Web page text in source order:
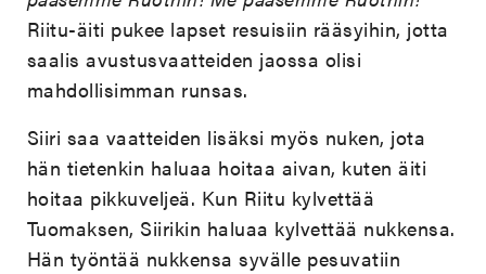
Riitu-äiti pukee lapset resuisiin rääsyihin, jotta
saalis avustusvaatteiden jaossa olisi
mahdollisimman runsas.
Siiri saa vaatteiden lisäksi myös nuken, jota
hän tietenkin haluaa hoitaa aivan, kuten äiti
hoitaa pikkuveljeä. Kun Riitu kylvettää
Tuomaksen, Siirikin haluaa kylvettää nukkensa.
Hän työntää nukkensa syvälle pesuvatiin